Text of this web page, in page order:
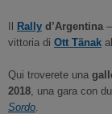
Rally d’Argentina
vittoria di Ott Tänak
Qui troverete una
2018, una gara con
Sordo.